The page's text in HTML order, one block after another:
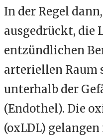
In der Regel
ausgedrückt, die
entzündlichen
arteriellen Raum
unterhalb der
(Endothel). Die
(oxLDL)